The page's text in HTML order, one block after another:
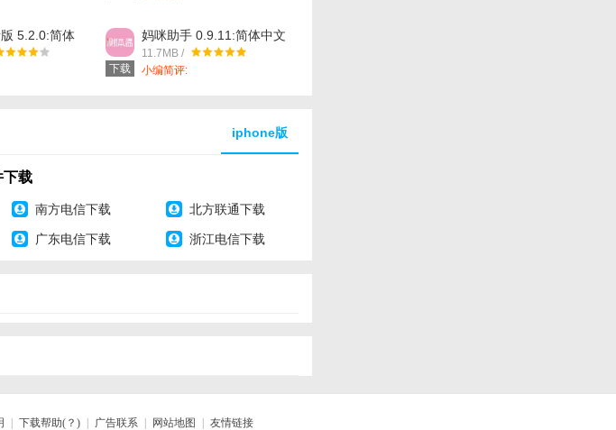
5.2.0:简体
软件下载
下载
妈咪助手 0.9.11:简体中文
苹果版app软件下载
11.7MB /
小编简评:
iphone版
下载
南方电信下载 北方联通下载
广东电信下载 浙江电信下载
下载帮助(？) 广告联系 网站地图 友情链接